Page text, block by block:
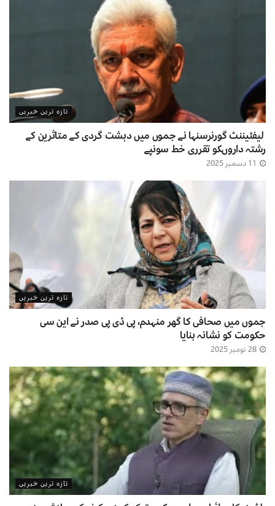
تازہ ترین خبریں
لیفٹیننٹ گورنرسنہا نے جموں میں دہشت گردی کے متاثرین کے
رشتہ داروںکو تقرری خط سونپے
تازہ ترین خبریں
جموں میں صحافی کا گھر منہدم، پی ڈی پی صدر نے این سی
حکومت کو نشانہ بنایا
تازہ ترین خبریں